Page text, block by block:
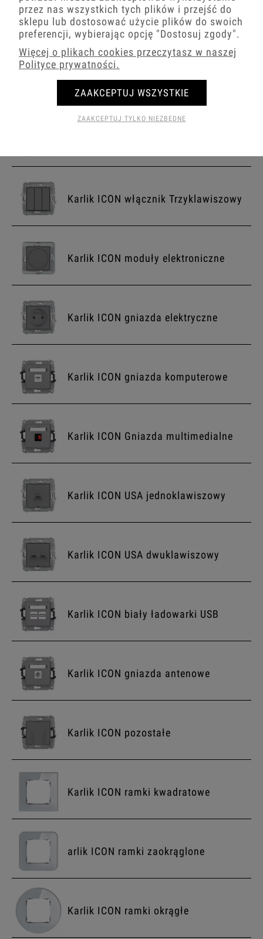
− +
Karlik ICON włącznik
Karlik ICON włącznik Trzyklawiszowy
Karlik ICON moduły elektroniczne
Karlik ICON gniazda elektryczne
Karlik ICON gniazda komputerowe
Karlik ICON Gniazda multimedialne
Karlik ICON USA jednoklawiszowy
Karlik ICON USA dwuklawiszowy
Karlik ICON biały ładowarki USB
Karlik ICON gniazda antenowe
Karlik ICON pozostałe
Karlik ICON ramki kwadratowe
arlik ICON ramki zaokrąglone
Karlik ICON ramki okrągłe
przez nas wszystkich tych plików i przejść do
sklepu lub dostosować użycie plików do swoich
preferencji, wybierając opcję "Dostosuj zgody".
Więcej o plikach cookies przeczytasz w naszej
Polityce prywatności.
ZAAKCEPTUJ TYLKO NIEZBĘDNE
ZAAKCEPTUJ WSZYSTKIE